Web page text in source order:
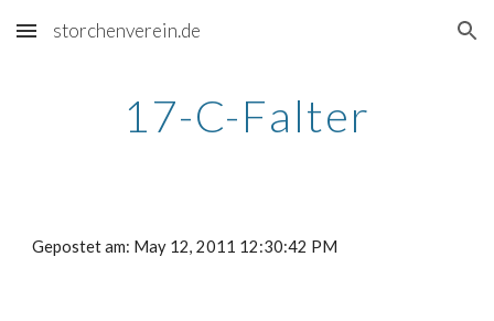
Skip to main content Skip to navigation
storchenverein.de
17-C-Falter
Gepostet am: May 12, 2011 12:30:42 PM